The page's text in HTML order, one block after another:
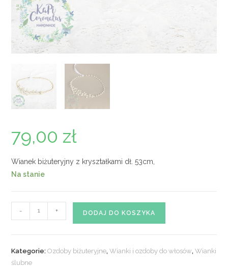
79,00 zł
Wianek biżuteryjny z kryształkami dł. 53cm,
Na stanie
Wianek
11
- + DODAJ DO KOSZYKA
Kategorie:Ozdoby biżuteryjne,Wianki i ozdoby do włosów,Wianki
ślubne